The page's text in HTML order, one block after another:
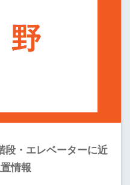
段・エレベーターに近
情報